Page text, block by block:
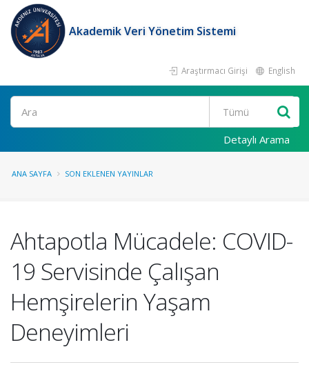
Akademik Veri Yönetim Sistemi
Araştırmacı Girişi English
Ara
Detaylı Arama
ANA SAYFA SON EKLENEN YAYINLAR
Ahtapotla Mücadele: COVID-
19 Servisinde Çalışan
Hemşirelerin Yaşam
Deneyimleri